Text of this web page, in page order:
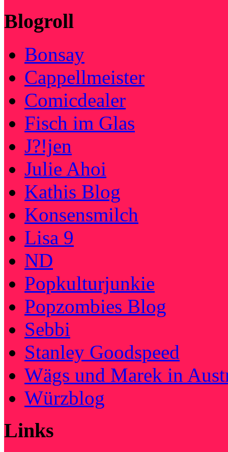
Blogroll
Bonsay
Cappellmeister
Comicdealer
Fisch im Glas
J?!jen
Julie Ahoi
Kathis Blog
Konsensmilch
Lisa 9
ND
Popkulturjunkie
Popzombies Blog
Sebbi
Stanley Goodspeed
Wägs und Marek in
Würzblog
Links